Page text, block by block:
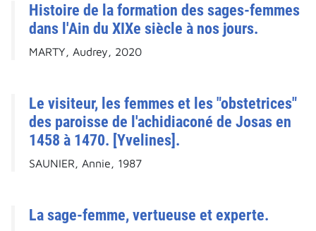
Histoire de la formation des sages-femmes
dans l'Ain du XIXe siècle à nos jours.
MARTY, Audrey, 2020
Le visiteur, les femmes et les "obstetrices"
des paroisse de l'achidiaconé de Josas en
1458 à 1470. [Yvelines].
SAUNIER, Annie, 1987
La sage-femme, vertueuse et experte.